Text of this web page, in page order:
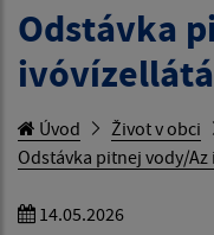
Odstávka
Úvod Život v obci
Odstávka pitnej vody/
14.05.2026